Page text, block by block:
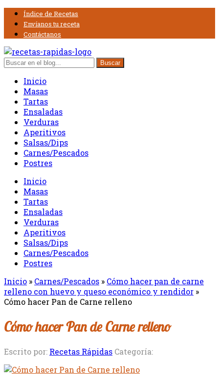
Índice de Recetas
Envíanos tu receta
Contáctanos
Inicio
Masas
Tartas
Ensaladas
Verduras
Aperitivos
Salsas/Dips
Carnes/Pescados
Postres
Inicio
Masas
Tartas
Ensaladas
Verduras
Aperitivos
Salsas/Dips
Carnes/Pescados
Postres
Inicio » Carnes/Pescados » Cómo hacer pan de carne
relleno con huevo y queso económico y rendidor »
Cómo hacer Pan de Carne relleno
Cómo hacer Pan de Carne relleno
Escrito por: Recetas Rápidas Categoría: